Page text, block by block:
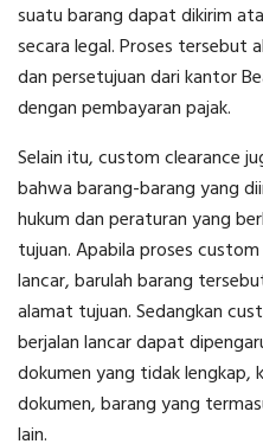
suatu barang dapat dikirim
secara legal. Proses tersebut
dan persetujuan dari kantor
dengan pembayaran pajak.
Selain itu, custom clearance
bahwa barang-barang yang
hukum dan peraturan yang
tujuan. Apabila proses
lancar, barulah barang
alamat tujuan. Sedangkan
berjalan lancar dapat
dokumen yang tidak lengkap,
dokumen, barang yang
lain.